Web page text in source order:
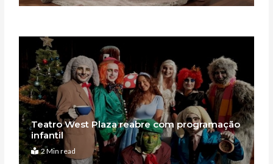
Teatro West Plaza reabre com programação
infantil
2 Min read